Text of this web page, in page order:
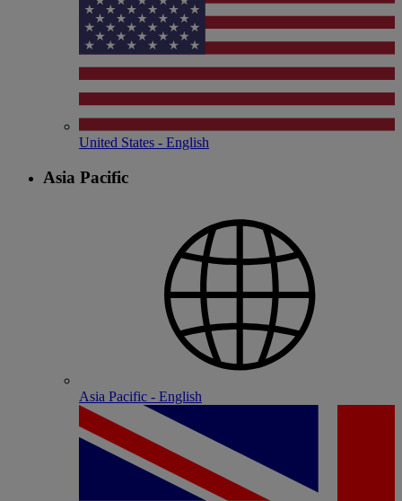
United States - English
Asia Pacific
Asia Pacific - English